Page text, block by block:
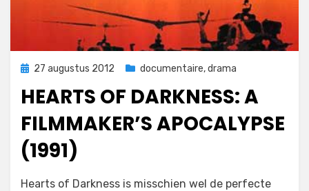
Geplaatst
27 augustus 2012 documentaire,drama
HEARTS OF DARKNESS: A
FILMMAKER’S APOCALYPSE
(1991)
door Filmofiel.nl
3 reacties
Hearts of Darkness is misschien wel de perfecte